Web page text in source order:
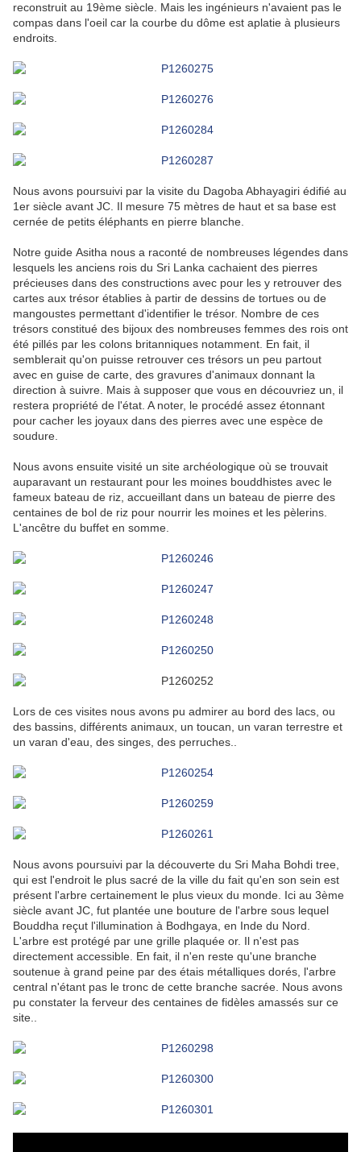
reconstruit au 19ème siècle. Mais les ingénieurs n'avaient pas le
compas dans l'oeil car la courbe du dôme est aplatie à plusieurs
endroits.
Nous avons poursuivi par la visite du Dagoba Abhayagiri édifié au
1er siècle avant JC. Il mesure 75 mètres de haut et sa base est
cernée de petits éléphants en pierre blanche.
Notre guide Asitha nous a raconté de nombreuses légendes dans
lesquels les anciens rois du Sri Lanka cachaient des pierres
précieuses dans des constructions avec pour les y retrouver des
cartes aux trésor établies à partir de dessins de tortues ou de
mangoustes permettant d'identifier le trésor. Nombre de ces
trésors constitué des bijoux des nombreuses femmes des rois ont
été pillés par les colons britanniques notamment. En fait, il
semblerait qu'on puisse retrouver ces trésors un peu partout
avec en guise de carte, des gravures d'animaux donnant la
direction à suivre. Mais à supposer que vous en découvriez un, il
restera propriété de l'état. A noter, le procédé assez étonnant
pour cacher les joyaux dans des pierres avec une espèce de
soudure.
Nous avons ensuite visité un site archéologique où se trouvait
auparavant un restaurant pour les moines bouddhistes avec le
fameux bateau de riz, accueillant dans un bateau de pierre des
centaines de bol de riz pour nourrir les moines et les pèlerins.
L'ancêtre du buffet en somme.
Lors de ces visites nous avons pu admirer au bord des lacs, ou
des bassins, différents animaux, un toucan, un varan terrestre et
un varan d'eau, des singes, des perruches..
Nous avons poursuivi par la découverte du Sri Maha Bohdi tree,
qui est l'endroit le plus sacré de la ville du fait qu'en son sein est
présent l'arbre certainement le plus vieux du monde. Ici au 3ème
siècle avant JC, fut plantée une bouture de l'arbre sous lequel
Bouddha reçut l'illumination à Bodhgaya, en Inde du Nord.
L'arbre est protégé par une grille plaquée or. Il n'est pas
directement accessible. En fait, il n'en reste qu'une branche
soutenue à grand peine par des étais métalliques dorés, l'arbre
central n'étant pas le tronc de cette branche sacrée. Nous avons
pu constater la ferveur des centaines de fidèles amassés sur ce
site..